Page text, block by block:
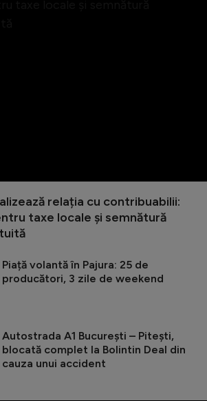
relația cu contribuabilii:
taxe locale și semnătură
Piață volantă în Pajura: 25 de
producători, 3 zile de weekend
Autostrada A1 București – Pitești,
blocată complet la Bolintin Deal din
cauza unui accident